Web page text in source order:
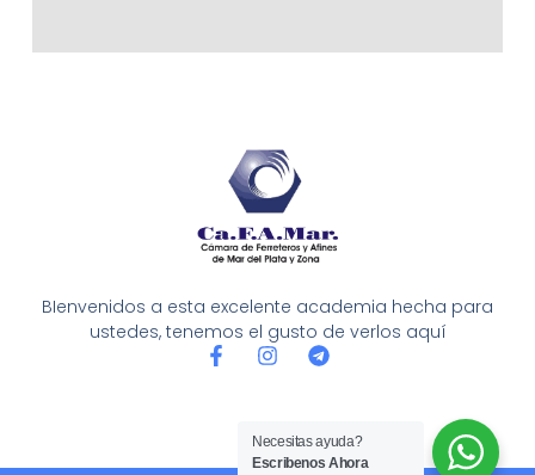
BIenvenidos a esta excelente academia hecha para
ustedes, tenemos el gusto de verlos aquí
F
I
a
g
T
g
r
Necesitas ayuda?
Escribenos Ahora